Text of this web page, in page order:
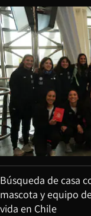
Búsqueda de casa
mascota y equipo
vida en Chile